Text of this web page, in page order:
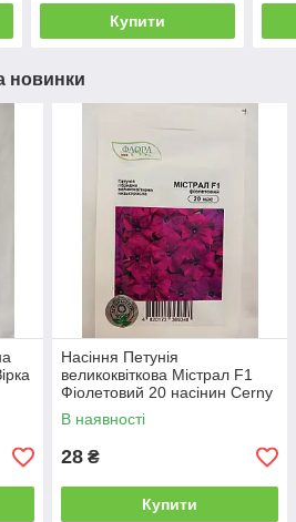
Купити
новинки
Насіння Петунія
великоквіткова Містрал F1
Фіолетовий 20 насінин Cerny
В наявності
28 ₴
Купити